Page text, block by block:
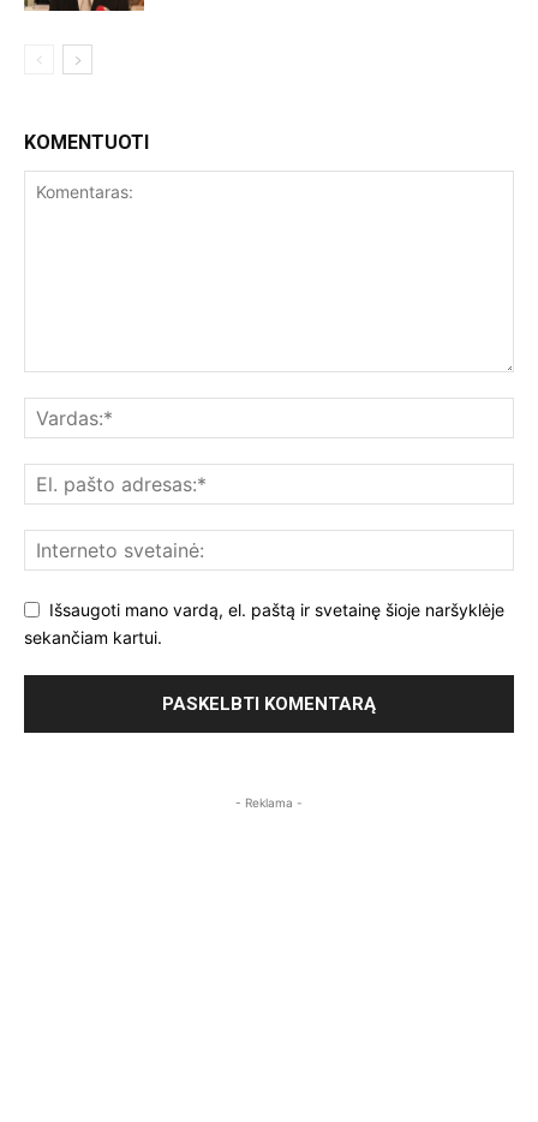
KOMENTUOTI
Išsaugoti mano vardą, el. paštą ir svetainę šioje naršyklėje
sekančiam kartui.
- Reklama -